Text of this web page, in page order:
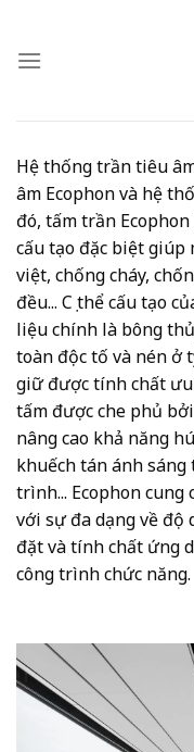
content
Hệ thống trần tiêu
âm Ecophon và hệ
đó, tấm trần
cấu tạo đặc biệt
việt, chống cháy,
đều... Cụ thể cấu tạo
liệu chính là bông
toàn độc tố và nén ở
giữ được tính chất
tấm được che phủ
nâng cao khả năng
khuếch tán ánh
trình... Ecophon
với sự đa dạng về độ
đặt và tính chất ứng
công trình chức năng.